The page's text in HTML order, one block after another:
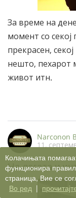
За време на
момент со
прекрасен,
нешто, пехарот
живот итн.
Narconon
11,
На лагата и
Колачињата
функционира
страница, Вие се
Во ред |